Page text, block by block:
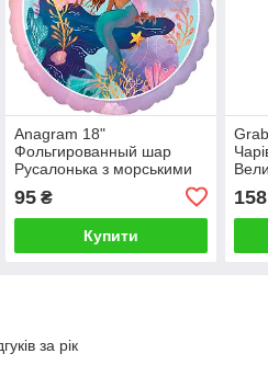
Anagram 18"
Фольгированный шар
Русалонька з морськими
95₴
Купити
158
за рік